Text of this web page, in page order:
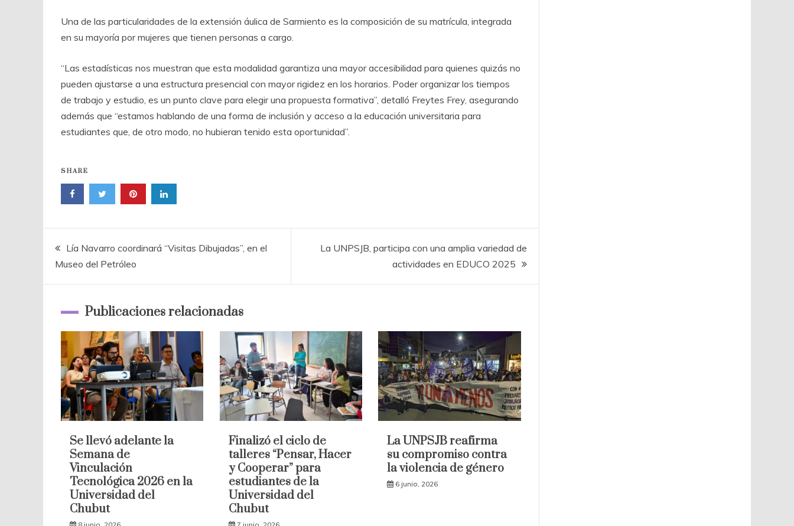
Una de las particularidades de la extensión áulica de Sarmiento es la composición de su matrícula, integrada
en su mayoría por mujeres que tienen personas a cargo.
“Las estadísticas nos muestran que esta modalidad garantiza una mayor accesibilidad para quienes quizás no
pueden ajustarse a una estructura presencial con mayor rigidez en los horarios. Poder organizar los tiempos
de trabajo y estudio, es un punto clave para elegir una propuesta formativa”, detalló Freytes Frey, asegurando
además que “estamos hablando de una forma de inclusión y acceso a la educación universitaria para
estudiantes que, de otro modo, no hubieran tenido esta oportunidad”.
SHARE
Navegación
de
entradas
Lía Navarro coordinará “Visitas Dibujadas”, en el
Museo del Petróleo
La UNPSJB, participa con una amplia variedad de
actividades en EDUCO 2025
Publicaciones relacionadas
Se llevó adelante la
Semana de
Vinculación
Tecnológica 2026 en la
Universidad del
Chubut
Finalizó el ciclo de
talleres “Pensar, Hacer
y Cooperar” para
estudiantes de la
Universidad del
Chubut
La UNPSJB reafirma
su compromiso contra
la violencia de género
6 junio, 2026